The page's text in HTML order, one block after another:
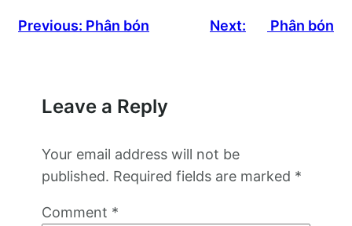
Previous: Phân bón Next: Phân bón
Leave a Reply
Your email address will not be
published. Required fields are marked *
Comment *